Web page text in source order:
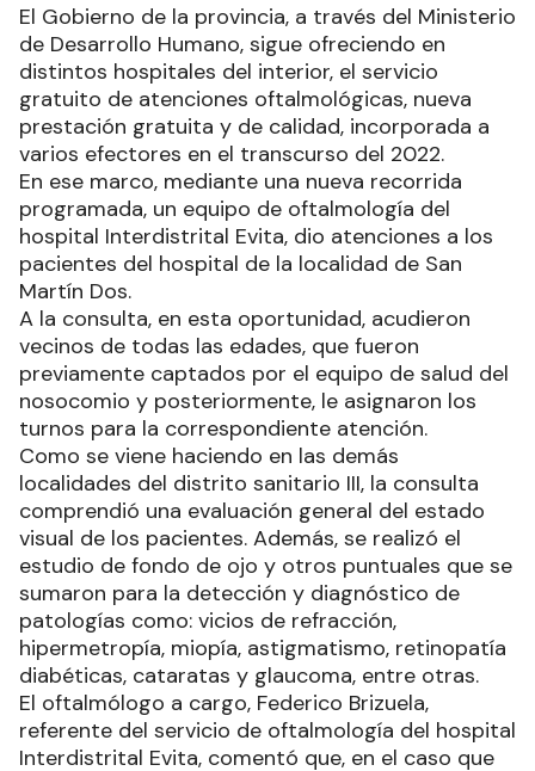
El Gobierno de la provincia, a través del Ministerio
de Desarrollo Humano, sigue ofreciendo en
distintos hospitales del interior, el servicio
gratuito de atenciones oftalmológicas, nueva
prestación gratuita y de calidad, incorporada a
varios efectores en el transcurso del 2022.
En ese marco, mediante una nueva recorrida
programada, un equipo de oftalmología del
hospital Interdistrital Evita, dio atenciones a los
pacientes del hospital de la localidad de San
Martín Dos.
A la consulta, en esta oportunidad, acudieron
vecinos de todas las edades, que fueron
previamente captados por el equipo de salud del
nosocomio y posteriormente, le asignaron los
turnos para la correspondiente atención.
Como se viene haciendo en las demás
localidades del distrito sanitario III, la consulta
comprendió una evaluación general del estado
visual de los pacientes. Además, se realizó el
estudio de fondo de ojo y otros puntuales que se
sumaron para la detección y diagnóstico de
patologías como: vicios de refracción,
hipermetropía, miopía, astigmatismo, retinopatía
diabéticas, cataratas y glaucoma, entre otras.
El oftalmólogo a cargo, Federico Brizuela,
referente del servicio de oftalmología del hospital
Interdistrital Evita, comentó que, en el caso que